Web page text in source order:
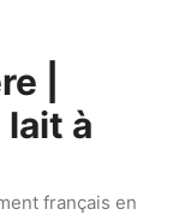
|
à
français en